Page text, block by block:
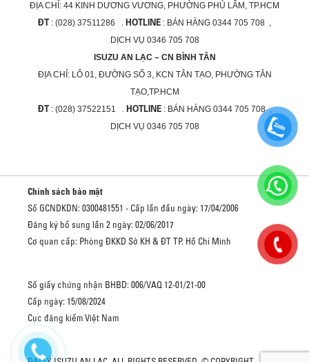
ĐỊA CHỈ: 44 KINH DƯƠNG VƯƠNG, PHƯỜNG PHÚ LÂM, TP.HCM
ĐT: (028) 37511286 . HOTLINE : BÁN HÀNG 0344 705 708 ,
DỊCH VỤ 0346 705 708
ISUZU AN LẠC – CN BÌNH TÂN
ĐỊA CHỈ: LÔ 01, ĐƯỜNG SỐ 3, KCN TÂN TẠO, PHƯỜNG TÂN
TẠO,TP.HCM
ĐT: (028) 37522151 .HOTLINE: BÁN HÀNG 0344 705 708 ,
DỊCH VỤ 0346 705 708
Chính sách bảo mật
Số GCNDKDN: 0300481551 - Cấp lần đầu ngày: 17/04/2006
Đăng ký bổ sung lần 2 ngày: 02/06/2017
Cơ quan cấp: Phòng ĐKKD Sở KH & ĐT TP. Hồ Chí Minh
Số giấy chứng nhận BHBD: 006/VAQ 12-01/21-00
Cấp ngày: 15/08/2024
Cục đăng kiểm Việt Nam